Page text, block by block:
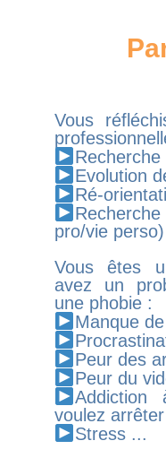
Vous
Recherche
Evolution
Ré-
pro/vie
Vous êtes
avez un
une phobie :
Manque
Peur des
Peur du
voulez
Stress ...